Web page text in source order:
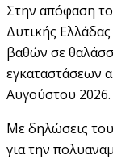
Στην απόφαση
Δυτικής
βαθών σε
εγκαταστάσεων
Αυγούστου 2026.
Με δηλώσεις του
για την